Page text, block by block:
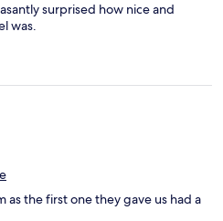
surprised how nice and
was.
the first one they gave us had a